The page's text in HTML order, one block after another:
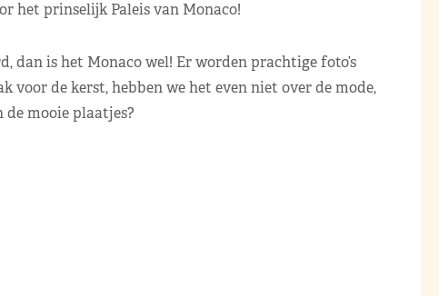
het prinselijk Paleis van Monaco!
dan is het Monaco wel! Er worden prachtige foto’s
voor de kerst, hebben we het even niet over de mode,
de mooie plaatjes?